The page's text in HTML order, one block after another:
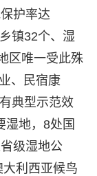
护率达
镇32个、湿
区唯一受此殊
、民宿康
典型示范效
湿地，8处国
级湿地公
利西亚候鸟